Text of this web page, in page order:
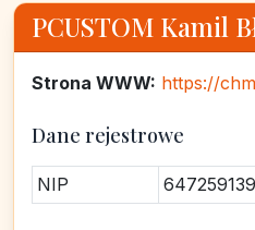
PCUSTOM Kamil
Strona WWW: https://
Dane rejestrowe
NIP